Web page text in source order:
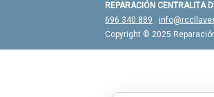
REPARACIÓN CENTRALITA
696 340 889
Copyright © 2025